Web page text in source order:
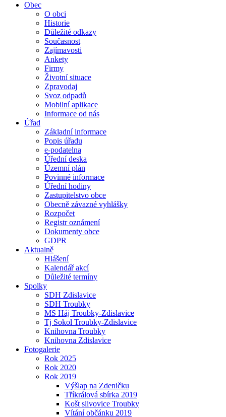
Obec
O obci
Historie
Důležité odkazy
Současnost
Zajímavosti
Ankety
Firmy
Životní situace
Zpravodaj
Svoz odpadů
Mobilní aplikace
Informace od nás
Úřad
Základní informace
Popis úřadu
e-podatelna
Úřední deska
Územní plán
Povinné informace
Úřední hodiny
Zastupitelstvo obce
Obecně závazné vyhlášky
Rozpočet
Registr oznámení
Dokumenty obce
GDPR
Aktualně
Hlášení
Kalendář akcí
Důležité termíny
Spolky
SDH Zdislavice
SDH Troubky
MS Háj Troubky-Zdislavice
Tj Sokol Troubky-Zdislavice
Knihovna Troubky
Knihovna Zdislavice
Fotogalerie
Rok 2025
Rok 2020
Rok 2019
Výšlap na Zdeničku
Tříkrálová sbírka 2019
Košt slivovice Troubky
Vítání občánku 2019